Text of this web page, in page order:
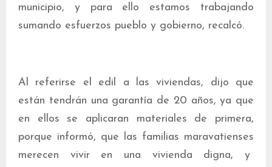
municipio, y para ello estamos trabajando
sumando esfuerzos pueblo y gobierno, recalcó.
Al referirse el edil a las viviendas, dijo que
están tendrán una garantía de 20 años, ya que
en ellos se aplicaran materiales de primera,
porque informó, que las familias maravatienses
merecen vivir en una vivienda digna, y